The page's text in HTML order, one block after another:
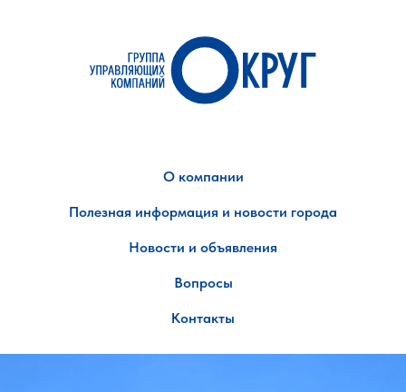
О компании
Полезная информация и новости города
Новости и объявления
Вопросы
Контакты